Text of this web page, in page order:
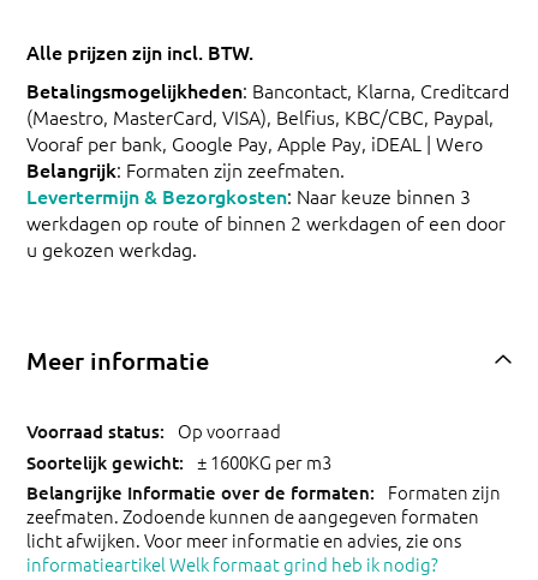
Alle prijzen zijn incl. BTW.
Betalingsmogelijkheden: Bancontact, Klarna, Creditcard
(Maestro, MasterCard, VISA), Belfius, KBC/CBC, Paypal,
Vooraf per bank, Google Pay, Apple Pay, iDEAL | Wero
Belangrijk: Formaten zijn zeefmaten.
Levertermijn & Bezorgkosten: Naar keuze binnen 3
werkdagen op route of binnen 2 werkdagen of een door
u gekozen werkdag.
Meer informatie
Op voorraad
± 1600KG per m3
Formaten zijn
zeefmaten. Zodoende kunnen de aangegeven formaten
licht afwijken. Voor meer informatie en advies, zie ons
informatieartikel Welk formaat grind heb ik nodig?